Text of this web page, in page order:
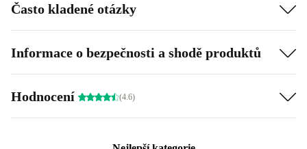
Často kladené otázky
Informace o bezpečnosti a shodě produktů
Hodnocení (4.6)